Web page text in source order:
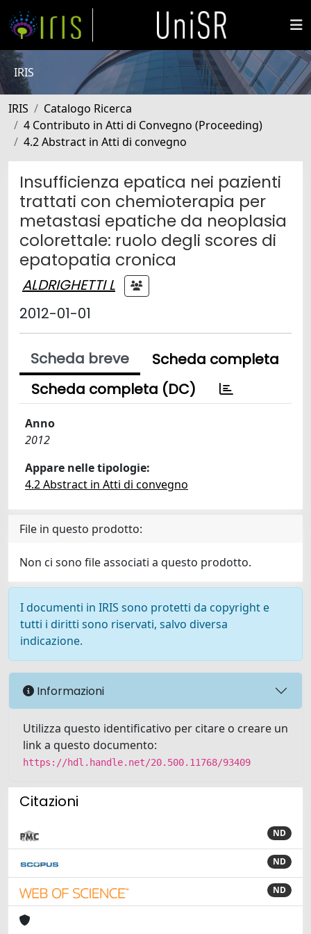
IRIS
IRIS
Catalogo Ricerca
4 Contributo in Atti di Convegno (Proceeding)
4.2 Abstract in Atti di convegno
Insufficienza epatica nei pazienti
trattati con chemioterapia per
metastasi epatiche da neoplasia
colorettale: ruolo degli scores di
epatopatia cronica
ALDRIGHETTI L
2012-01-01
Scheda breve
Scheda completa
Scheda completa (DC)
Anno
2012
Appare nelle tipologie:
4.2 Abstract in Atti di convegno
File in questo prodotto:
Non ci sono file associati a questo prodotto.
I documenti in IRIS sono protetti da copyright e
tutti i diritti sono riservati, salvo diversa
indicazione.
Informazioni
Utilizza questo identificativo per citare o creare un
link a questo documento:
https://hdl.handle.net/20.500.11768/93409
Citazioni
ND
ND
ND